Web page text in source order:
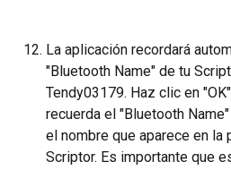
La aplicación recordará
"Bluetooth Name" de tu
Tendy03179. Haz clic en
recuerda el "Bluetooth
el nombre que aparece en la
Scriptor. Es importante que